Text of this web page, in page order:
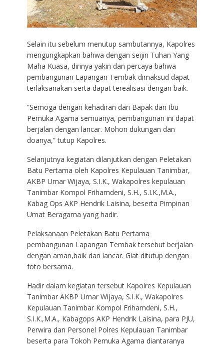
Selain itu sebelum menutup sambutannya, Kapolres
mengungkapkan bahwa dengan seijin Tuhan Yang
Maha Kuasa, dirinya yakin dan percaya bahwa
pembangunan Lapangan Tembak dimaksud dapat
terlaksanakan serta dapat terealisasi dengan baik.
“Semoga dengan kehadiran dari Bapak dan Ibu
Pemuka Agama semuanya, pembangunan ini dapat
berjalan dengan lancar. Mohon dukungan dan
doanya,” tutup Kapolres.
Selanjutnya kegiatan dilanjutkan dengan Peletakan
Batu Pertama oleh Kapolres Kepulauan Tanimbar,
AKBP Umar Wijaya, S.I.K., Wakapolres kepulauan
Tanimbar Kompol Frihamdeni, S.H., S.I.K.,M.A.,
Kabag Ops AKP Hendrik Laisina, beserta Pimpinan
Umat Beragama yang hadir.
Pelaksanaan Peletakan Batu Pertama
pembangunan Lapangan Tembak tersebut berjalan
dengan aman,baik dan lancar. Giat ditutup dengan
foto bersama.
Hadir dalam kegiatan tersebut Kapolres Kepulauan
Tanimbar AKBP Umar Wijaya, S.I.K., Wakapolres
Kepulauan Tanimbar Kompol Frihamdeni, S.H.,
S.I.K.,M.A., Kabagops AKP Hendrik Laisina, para PJU,
Perwira dan Personel Polres Kepulauan Tanimbar
beserta para Tokoh Pemuka Agama diantaranya